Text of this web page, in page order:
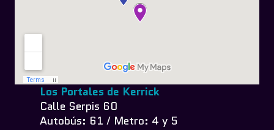
Los Portales de Kerrick
Calle Serpis 60
Autobús: 61 / Metro: 4 y 5